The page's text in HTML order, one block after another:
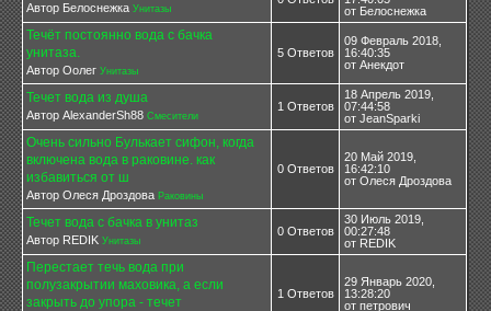
Автор Белоснежка Унитазы
от Белоснежка
Течёт постоянно вода с бачка
унитаза.
Автор Оолег Унитазы
5 Ответов
09 Февраль 2018,
16:40:35
от Анекдот
Течет вода из душа
Автор AlexanderSh88 Смесители
1 Ответов
18 Апрель 2019,
07:44:58
от JeanSparki
Очень сильно Булькает сифон, когда
включена вода в раковине. как
избавиться от ш
Автор Олеся Дроздова Раковины
0 Ответов
20 Май 2019,
16:42:10
от Олеся Дроздова
Течет вода с бачка в унитаз
Автор REDIK Унитазы
0 Ответов
30 Июль 2019,
00:27:48
от REDIK
Перестает течь вода при
полузакрытии маховика, а если
закрыть до упора - течет
1 Ответов
29 Январь 2020,
13:28:20
от петрович